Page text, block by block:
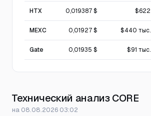
HTX 0,019387 $ $622
MEXC 0,01927 $ $440 тыс.
Gate 0,01935 $ $91 тыс.
Технический анализ CORE
на 08.08.2026 03:02